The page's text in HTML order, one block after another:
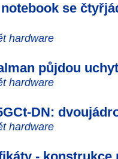
se
hardware
půjdou
hardware
DN:
hardware